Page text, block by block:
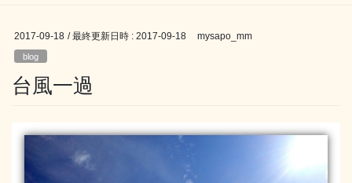
2017-09-18 / 最終更新日時 : 2017-09-18 mysapo_mm
blog
台風一過